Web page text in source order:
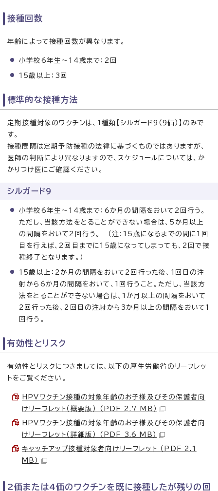
接種回数
年齢によって接種回数が異なります。
小学校6年生〜14歳まで：2回
15歳以上：3回
標準的な接種方法
定期接種対象のワクチンは、1種類【シルガード9（9価）】のみで
す。
接種間隔は定期予防接種の法律に基づくものではありますが、
医師の判断により異なりますので、スケジュールについては、か
かりつけ医にご確認ください。
シルガード9
小学校6年生〜14歳まで：6か月の間隔をおいて2回行う。
ただし、当該方法をとることができない場合は、5か月以上
の間隔をおいて2回行う。 （注：15歳になるまでの間に1回
目を行えば、2回目までに15歳になってしまっても、2回で接
種終了となります。）
15歳以上：2か月の間隔をおいて2回行った後、1回目の注
射から6か月の間隔をおいて、1回行うこと。ただし、当該方
法をとることができない場合は、1か月以上の間隔をおいて
2回行った後、2回目の注射から3か月以上の間隔をおいて1
回行う。
有効性とリスク
有効性とリスクにつきましては、以下の厚生労働省のリーフレッ
トをご覧ください。
HPVワクチン接種の対象年齢のお子様及びその保護者向
けリーフレット（概要版） （PDF 2.7 MB）
HPVワクチン接種の対象年齢のお子様及びその保護者向
けリーフレット（詳細版） （PDF 3.6 MB）
キャッチアップ接種対象者向けリーフレット （PDF 2.1
MB）
2価または4価のワクチンを既に接種したが残りの回